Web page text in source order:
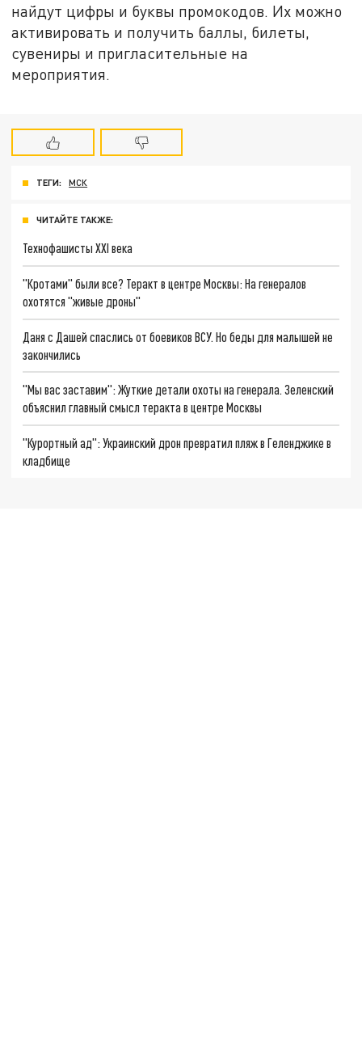
найдут цифры и буквы промокодов. Их можно
активировать и получить баллы, билеты,
сувениры и пригласительные на
мероприятия.
ТЕГИ: МСК
ЧИТАЙТЕ ТАКЖЕ:
Технофашисты XXI века
"Кротами" были все? Теракт в центре Москвы: На генералов
охотятся "живые дроны"
Даня с Дашей спаслись от боевиков ВСУ. Но беды для малышей не
закончились
"Мы вас заставим": Жуткие детали охоты на генерала. Зеленский
объяснил главный смысл теракта в центре Москвы
"Курортный ад": Украинский дрон превратил пляж в Геленджике в
кладбище